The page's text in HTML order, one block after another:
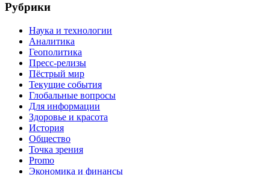
Рубрики
Наука и технологии
Аналитика
Геополитика
Пресс-релизы
Пёстрый мир
Текущие события
Глобальные вопросы
Для информации
Здоровье и красота
История
Общество
Точка зрения
Promo
Экономика и финансы